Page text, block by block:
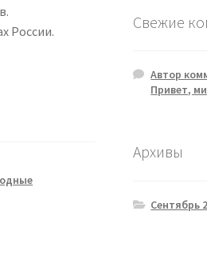
России.
Свежие
Автор
Привет,
Архивы
Сентябрь